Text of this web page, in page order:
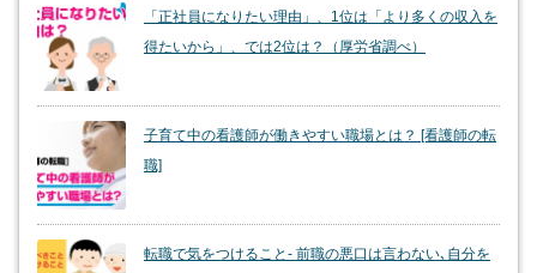
「正社員になりたい理由」、1位は「より多くの収入を
得たいから」、では2位は？（厚労省調べ）
子育て中の看護師が働きやすい職場とは？ [看護師の転
職]
転職で気をつけること- 前職の悪口は言わない､自分を